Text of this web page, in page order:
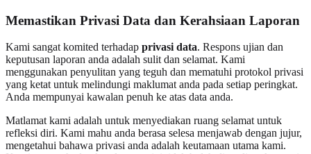
Memastikan Privasi Data dan Kerahsiaan Laporan
Kami sangat komited terhadap privasi data. Respons ujian dan
keputusan laporan anda adalah sulit dan selamat. Kami
menggunakan penyulitan yang teguh dan mematuhi protokol privasi
yang ketat untuk melindungi maklumat anda pada setiap peringkat.
Anda mempunyai kawalan penuh ke atas data anda.
Matlamat kami adalah untuk menyediakan ruang selamat untuk
refleksi diri. Kami mahu anda berasa selesa menjawab dengan jujur,
mengetahui bahawa privasi anda adalah keutamaan utama kami.